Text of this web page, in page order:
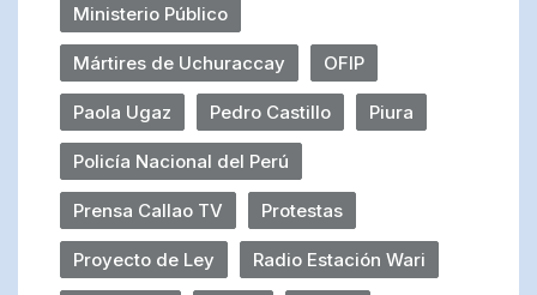
Ministerio Público
Mártires de Uchuraccay OFIP
Paola Ugaz Pedro Castillo Piura
Policía Nacional del Perú
Prensa Callao TV Protestas
Proyecto de Ley Radio Estación Wari